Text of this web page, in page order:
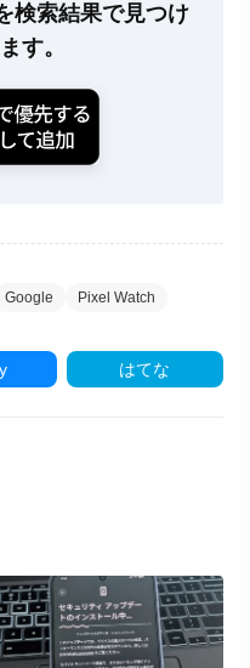
検索結果で見つけ
す。
Google Pixel Watch
はてな